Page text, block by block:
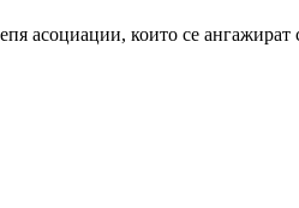
асоциации, които се